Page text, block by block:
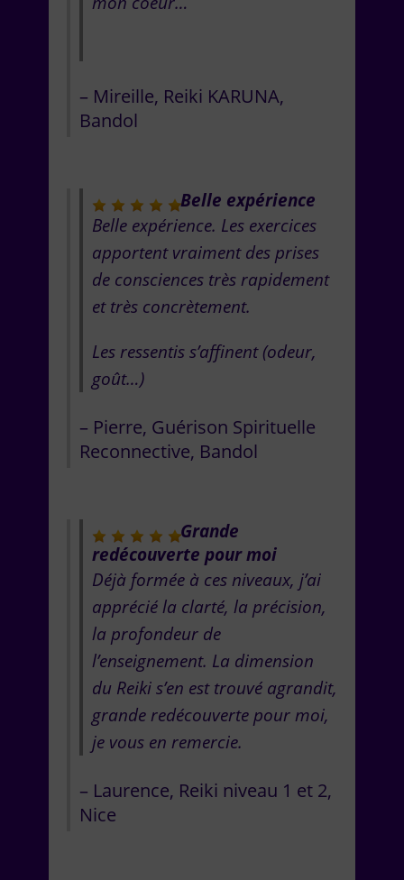
Mireille Reiki KARUNA
Bandol
Belle expérience
Belle expérience. Les exercices
apportent vraiment des prises
de consciences très rapidement
et très concrètement.
Les ressentis s’affinent (odeur,
goût…)
Pierre Guérison Spirituelle
Reconnective Bandol
Grande
redécouverte pour moi
Déjà formée à ces niveaux, j’ai
apprécié la clarté, la précision,
la profondeur de
l’enseignement. La dimension
du Reiki s’en est trouvé agrandit,
grande redécouverte pour moi,
je vous en remercie.
Laurence Reiki niveau 1 et 2
Nice